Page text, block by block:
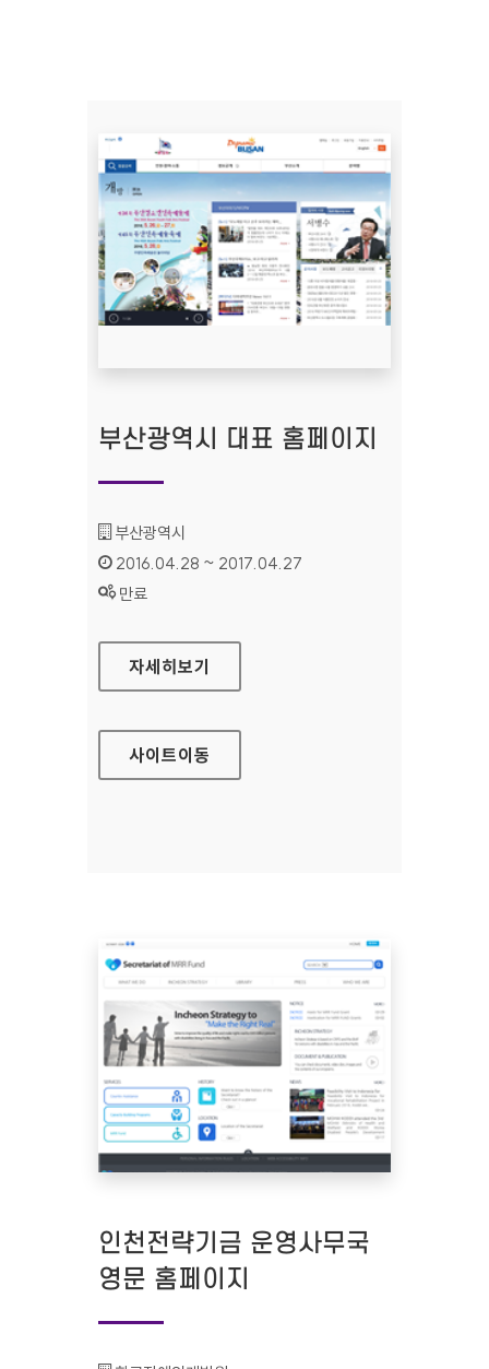
부산광역시 대표 홈페이지
기관명 :
부산광역시
인증기간 :
2016.04.28 ~ 2017.04.27
상태 :
만료
부산광역시 대표 홈페이지
자세히보기
사이트이동
인천전략기금 운영사무국
영문 홈페이지